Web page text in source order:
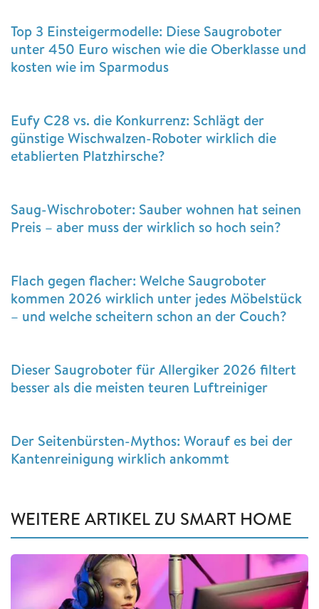
Top 3 Einsteigermodelle: Diese Saugroboter
unter 450 Euro wischen wie die Oberklasse und
kosten wie im Sparmodus
Eufy C28 vs. die Konkurrenz: Schlägt der
günstige Wischwalzen-Roboter wirklich die
etablierten Platzhirsche?
Saug-Wischroboter: Sauber wohnen hat seinen
Preis – aber muss der wirklich so hoch sein?
Flach gegen flacher: Welche Saugroboter
kommen 2026 wirklich unter jedes Möbelstück
– und welche scheitern schon an der Couch?
Dieser Saugroboter für Allergiker 2026 filtert
besser als die meisten teuren Luftreiniger
Der Seitenbürsten-Mythos: Worauf es bei der
Kantenreinigung wirklich ankommt
WEITERE ARTIKEL ZU SMART HOME